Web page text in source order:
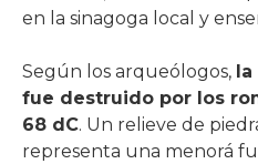
en la sinagoga local y
Según los arqueólogos, la
fue destruido por los
68 dC. Un relieve de
representa una menorá